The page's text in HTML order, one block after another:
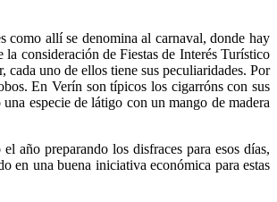
como allí se denomina al carnaval, donde hay
consideración de Fiestas de Interés Turístico
uno de ellos tiene sus peculiaridades. Por
En Verín son típicos los cigarróns con sus
especie de látigo con un mango de madera
año preparando los disfraces para esos días,
en una buena iniciativa económica para estas